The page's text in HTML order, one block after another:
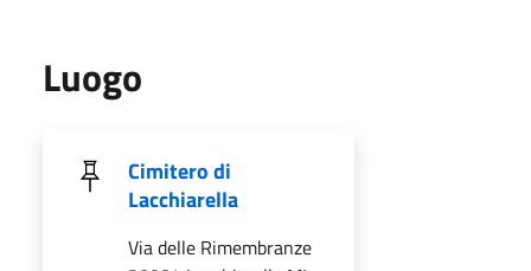
Luogo
Cimitero di
Lacchiarella
Via delle Rimembranze